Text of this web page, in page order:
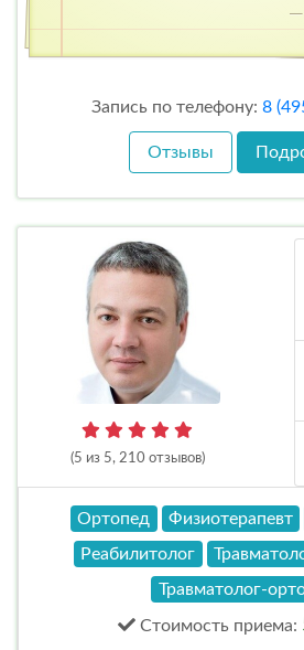
—
Запись по телефону: 8
Отзывы
(5 из 5, 210 отзывов)
Ортопед Физиотерапевт
Реабилитолог
Травматолог-
Стоимость приема: